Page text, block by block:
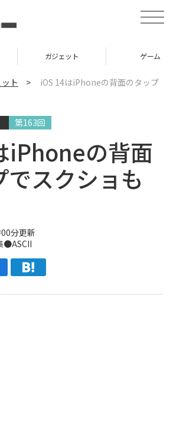
t
o
e
v
n
ガジェット
ト >
iOS 14はiPhoneの背面のタップ
第163回
iPhoneの背面
でスクショも
分更新